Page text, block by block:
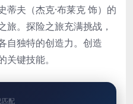
夫（杰克·布莱克 饰）的
旅。探险之旅充满挑战，
自独特的创造力。创造
键技能。
匹配